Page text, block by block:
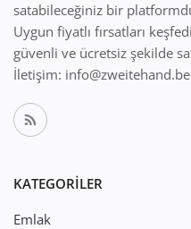
satabileceğiniz bir
Uygun fiyatlı fırsatları
güvenli ve ücretsiz şekilde
İletişim:
KATEGORILER
Emlak